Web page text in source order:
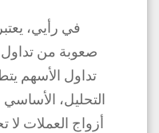
في رأيي،
صعوبة من تداول
تداول الأسهم
التحليل،
أزواج العملات لا